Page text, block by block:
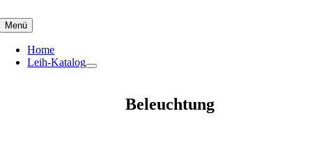
to
content
Menü
Home
Leih-Katalog
Beleuchtung